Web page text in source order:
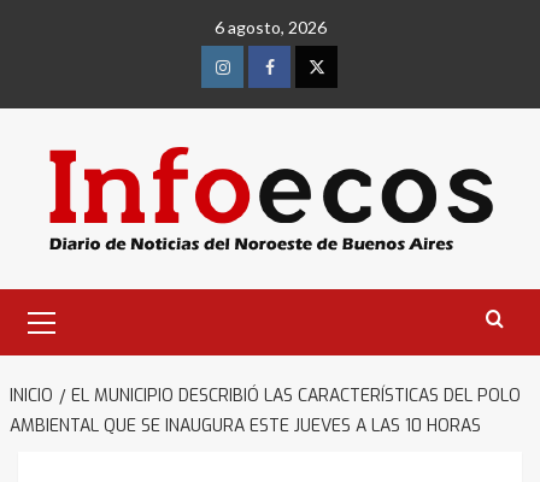
6 agosto, 2026
InstagramFacebookTwitter
primario
INICIO
EL MUNICIPIO DESCRIBIÓ LAS CARACTERÍSTICAS DEL POLO
AMBIENTAL QUE SE INAUGURA ESTE JUEVES A LAS 10 HORAS